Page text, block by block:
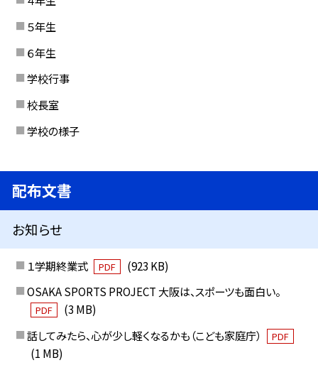
５年生
６年生
学校行事
校長室
学校の様子
配布文書
お知らせ
１学期終業式 PDF
(923 KB)
OSAKA SPORTS PROJECT 大阪は、スポーツも面白い。
PDF
(3 MB)
話してみたら、心が少し軽くなるかも（こども家庭庁）
PDF
(1 MB)